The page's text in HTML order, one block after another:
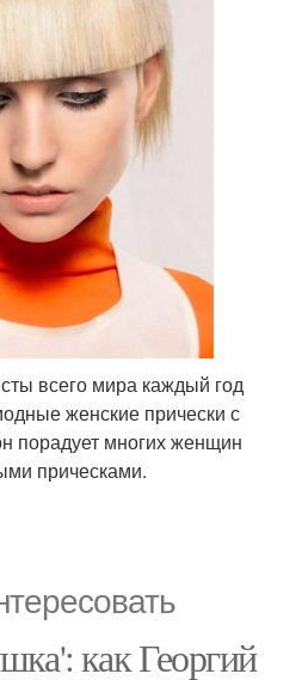
всего мира каждый год
женские прически с
порадует многих женщин
прическами.
как Георгий